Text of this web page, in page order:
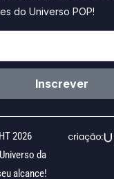
do Universo POP!
Inscrever
2026
da
alcance!